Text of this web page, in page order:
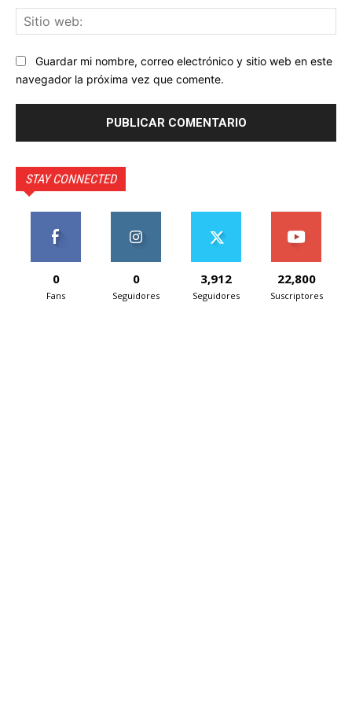
Guardar mi nombre, correo electrónico y sitio web en este
navegador la próxima vez que comente.
STAY CONNECTED
0
Fans
0
Seguidores
3,912
Seguidores
22,800
Suscriptores